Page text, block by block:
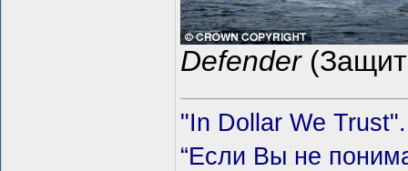
Defender
"In Dollar We Trust".
“Если Вы не